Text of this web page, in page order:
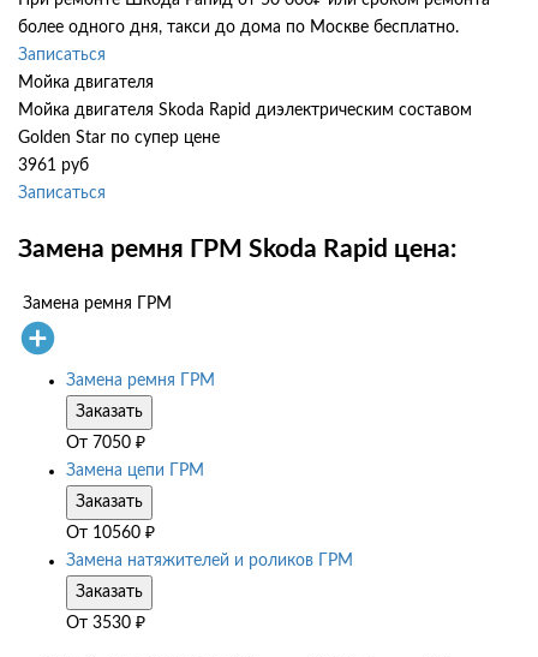
более одного дня, такси до дома по Москве бесплатно.
Записаться
Мойка двигателя
Мойка двигателя Skoda Rapid диэлектрическим составом
Golden Star по супер цене
3961 руб
Записаться
Замена ремня ГРМ Skoda Rapid цена:
Замена ремня ГРМ
Замена ремня ГРМ
Заказать
От 7050 ₽
Замена цепи ГРМ
Заказать
От 10560 ₽
Замена натяжителей и роликов ГРМ
Заказать
От 3530 ₽